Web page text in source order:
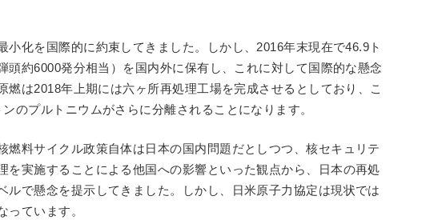
小化を国際的に約束してきました。しかし、2016年末現在で46.9ト
頭約6000発分相当）を国内外に保有し、これに対して国際的な懸念
燃は2018年上期には六ヶ所再処理工場を完成させるとしており、こ
のプルトニウムがさらに分離されることになります。
燃料サイクル政策自体は日本の国内問題だとしつつ、核セキュリテ
を実施することによる他国への影響といった観点から、日本の再処
ルで懸念を提示してきました。しかし、日米原子力協定は現状では
っています。